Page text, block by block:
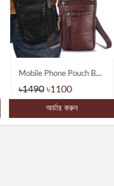
Mobile Phone Pouch Bag-Multifunctional Wear belt Waist & Shoulder Bagss
৳1100
অর্ডার করুন